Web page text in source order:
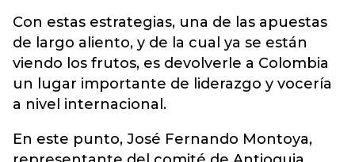
Con estas estrategias, una de las apuestas
de largo aliento, y de la cual ya se están
viendo los frutos, es devolverle a Colombia
un lugar importante de liderazgo y vocería
a nivel internacional.
En este punto, José Fernando Montoya,